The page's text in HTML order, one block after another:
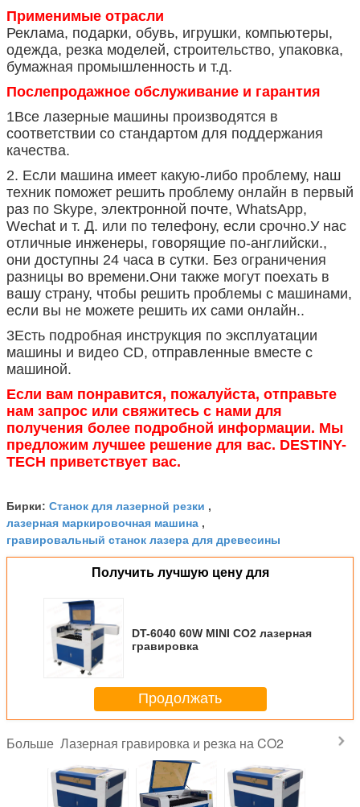
Применимые отрасли
Реклама, подарки, обувь, игрушки, компьютеры,
одежда, резка моделей, строительство, упаковка,
бумажная промышленность и т.д.
Послепродажное обслуживание и гарантия
1Все лазерные машины производятся в
соответствии со стандартом для поддержания
качества.
2. Если машина имеет какую-либо проблему, наш
техник поможет решить проблему онлайн в первый
раз по Skype, электронной почте, WhatsApp,
Wechat и т. Д. или по телефону, если срочно.У нас
отличные инженеры, говорящие по-английски.,
они доступны 24 часа в сутки. Без ограничения
разницы во времени.Они также могут поехать в
вашу страну, чтобы решить проблемы с машинами,
если вы не можете решить их сами онлайн..
3Есть подробная инструкция по эксплуатации
машины и видео CD, отправленные вместе с
машиной.
Если вам понравится, пожалуйста, отправьте
нам запрос или свяжитесь с нами для
получения более подробной информации. Мы
предложим лучшее решение для вас. DESTINY-
TECH приветствует вас.
Бирки: Станок для лазерной резки ,
лазерная маркировочная машина ,
гравировальный станок лазера для древесины
Получить лучшую цену для
DT-6040 60W MINI CO2 лазерная
гравировка
Продолжать
Больше Лазерная гравировка и резка на CO2